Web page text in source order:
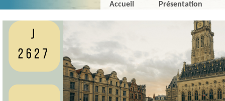
Accueil Présentation